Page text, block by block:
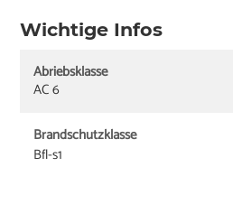
Wichtige Infos
Abriebsklasse
AC 6
Brandschutzklasse
Bfl-s1